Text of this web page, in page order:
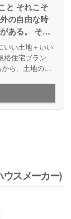
と それこそ
。 そん
し
導線、 シン
りと、 全
とりで、
出せる住宅。
格住宅ブラン
ら、土地の条
かりやすく、
の届く価格で
スメーカー)